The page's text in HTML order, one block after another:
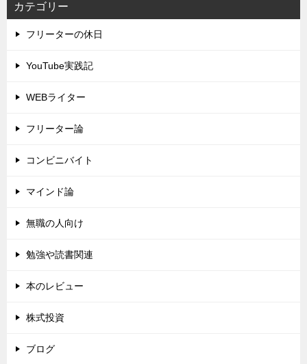
カテゴリー
フリーターの休日
YouTube実践記
WEBライター
フリーター論
コンビニバイト
マインド論
無職の人向け
勉強や読書関連
本のレビュー
株式投資
ブログ